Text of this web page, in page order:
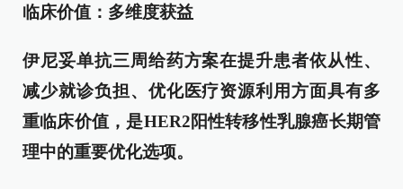
临床价值：多维度获益
伊尼妥单抗三周给药方案在提升患者依从性、
减少就诊负担、优化医疗资源利用方面具有多
重临床价值，是HER2阳性转移性乳腺癌长期管
理中的重要优化选项。